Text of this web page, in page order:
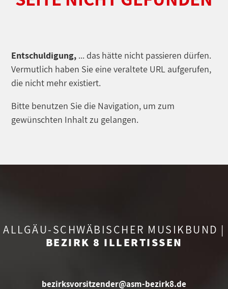
Entschuldigung, ... das hätte nicht passieren dürfen.
Vermutlich haben Sie eine veraltete URL aufgerufen,
die nicht mehr existiert.
Bitte benutzen Sie die Navigation, um zum
gewünschten Inhalt zu gelangen.
ALLGÄU-SCHWÄBISCHER MUSIKBUND |
BEZIRK 8 ILLERTISSEN
bezirksvorsitzender@asm-bezirk8.de